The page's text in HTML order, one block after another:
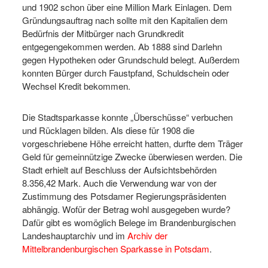
und 1902 schon über eine Million Mark Einlagen. Dem
Gründungsauftrag nach sollte mit den Kapitalien dem
Bedürfnis der Mitbürger nach Grundkredit
entgegengekommen werden. Ab 1888 sind Darlehn
gegen Hypotheken oder Grundschuld belegt. Außerdem
konnten Bürger durch Faustpfand, Schuldschein oder
Wechsel Kredit bekommen.
Die Stadtsparkasse konnte „Überschüsse“ verbuchen
und Rücklagen bilden. Als diese für 1908 die
vorgeschriebene Höhe erreicht hatten, durfte dem Träger
Geld für gemeinnützige Zwecke überwiesen werden. Die
Stadt erhielt auf Beschluss der Aufsichtsbehörden
8.356,42 Mark. Auch die Verwendung war von der
Zustimmung des Potsdamer Regierungspräsidenten
abhängig. Wofür der Betrag wohl ausgegeben wurde?
Dafür gibt es womöglich Belege im Brandenburgischen
Landeshauptarchiv und im Archiv der
Mittelbrandenburgischen Sparkasse in Potsdam.